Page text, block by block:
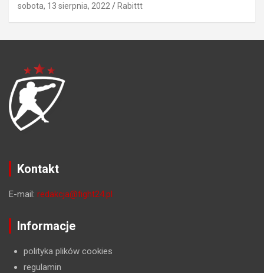
sobota, 13 sierpnia, 2022 Rabittt
Kontakt
E-mail: redakcja@fight24.pl
Informacje
polityka plików cookies
regulamin